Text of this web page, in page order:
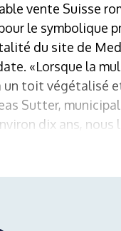
vente Suisse
le symbolique
du site de
«Lorsque la
toit végétalisé
Sutter,
dix ans, nous